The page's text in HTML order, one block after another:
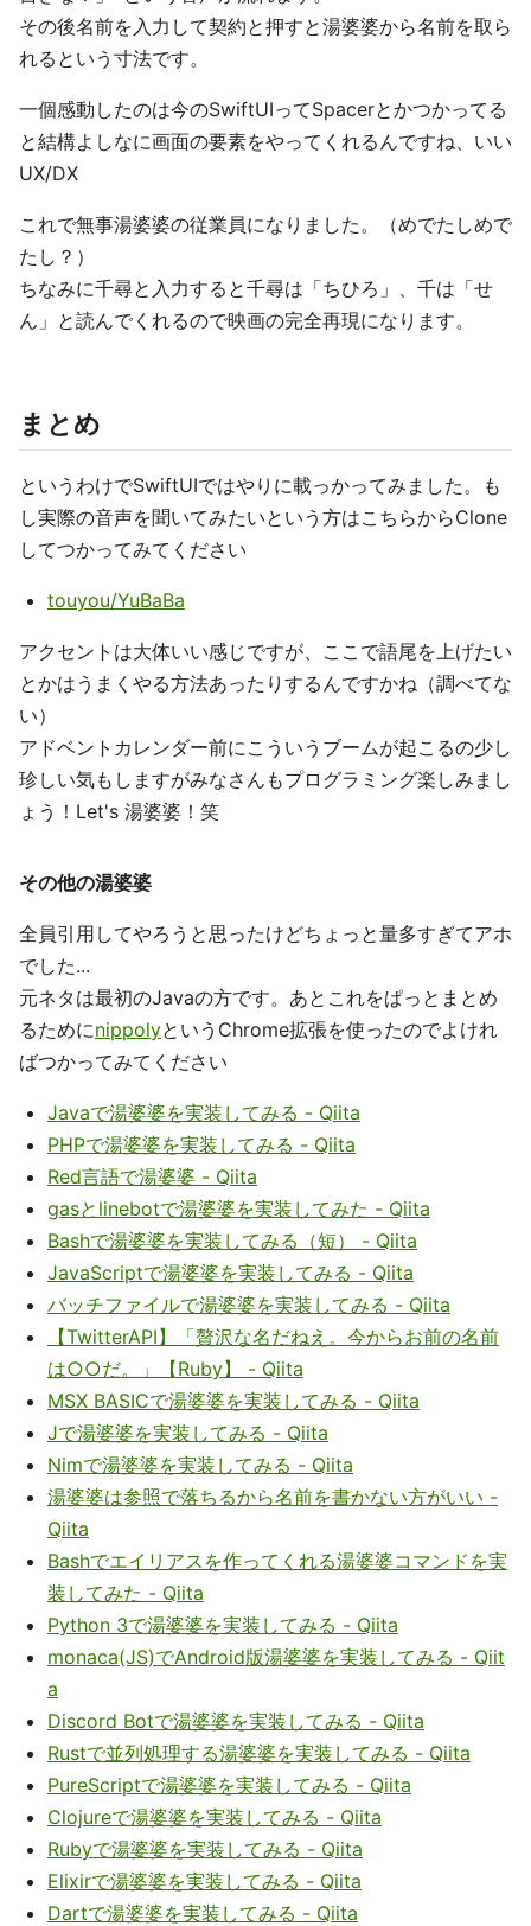
その後名前を入力して契約と押すと湯婆婆から名前を取ら
れるという寸法です。
一個感動したのは今のSwiftUIってSpacerとかつかってる
と結構よしなに画面の要素をやってくれるんですね、いい
UX/DX
これで無事湯婆婆の従業員になりました。（めでたしめで
たし？）
ちなみに千尋と入力すると千尋は「ちひろ」、千は「せ
ん」と読んでくれるので映画の完全再現になります。
まとめ
というわけでSwiftUIではやりに載っかってみました。も
し実際の音声を聞いてみたいという方はこちらからClone
してつかってみてください
touyou/YuBaBa
アクセントは大体いい感じですが、ここで語尾を上げたい
とかはうまくやる方法あったりするんですかね（調べてな
い）
アドベントカレンダー前にこういうブームが起こるの少し
珍しい気もしますがみなさんもプログラミング楽しみまし
ょう！Let's 湯婆婆！笑
その他の湯婆婆
全員引用してやろうと思ったけどちょっと量多すぎてアホ
でした...
元ネタは最初のJavaの方です。あとこれをぱっとまとめ
るためにnippolyというChrome拡張を使ったのでよけれ
ばつかってみてください
Javaで湯婆婆を実装してみる - Qiita
PHPで湯婆婆を実装してみる - Qiita
Red言語で湯婆婆 - Qiita
gasとlinebotで湯婆婆を実装してみた - Qiita
Bashで湯婆婆を実装してみる（短） - Qiita
JavaScriptで湯婆婆を実装してみる - Qiita
バッチファイルで湯婆婆を実装してみる - Qiita
【TwitterAPI】「贅沢な名だねえ。今からお前の名前
は○○だ。」【Ruby】 - Qiita
MSX BASICで湯婆婆を実装してみる - Qiita
Jで湯婆婆を実装してみる - Qiita
Nimで湯婆婆を実装してみる - Qiita
湯婆婆は参照で落ちるから名前を書かない方がいい -
Qiita
Bashでエイリアスを作ってくれる湯婆婆コマンドを実
装してみた - Qiita
Python 3で湯婆婆を実装してみる - Qiita
monaca(JS)でAndroid版湯婆婆を実装してみる - Qiit
a
Discord Botで湯婆婆を実装してみる - Qiita
Rustで並列処理する湯婆婆を実装してみる - Qiita
PureScriptで湯婆婆を実装してみる - Qiita
Clojureで湯婆婆を実装してみる - Qiita
Rubyで湯婆婆を実装してみる - Qiita
Elixirで湯婆婆を実装してみる - Qiita
Dartで湯婆婆を実装してみる - Qiita